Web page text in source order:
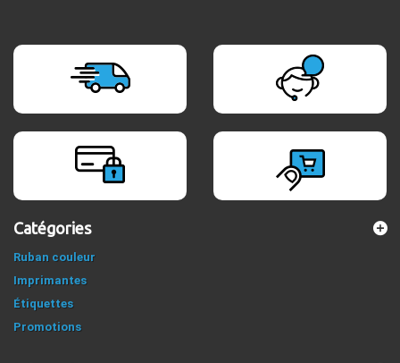
Catégories
Ruban couleur
Imprimantes
Étiquettes
Promotions